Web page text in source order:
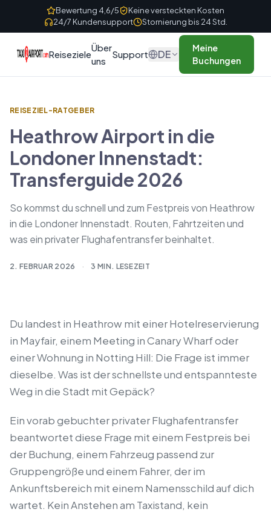
Skip to contentBewertung 4,6/5
Keine versteckten Kosten
24/7 Kundensupport
Stornierung bis 24 Std.
Reiseziele
Über
uns
Support DE
Meine
Buchungen
REISEZIEL-RATGEBER
Heathrow Airport in die
Londoner Innenstadt:
Transferguide 2026
So kommst du schnell und zum Festpreis von Heathrow
in die Londoner Innenstadt. Routen, Fahrtzeiten und
was ein privater Flughafentransfer beinhaltet.
2. FEBRUAR 2026 · 3 MIN. LESEZEIT
Du landest in Heathrow mit einer Hotelreservierung
in Mayfair, einem Meeting in Canary Wharf oder
einer Wohnung in Notting Hill: Die Frage ist immer
dieselbe. Was ist der schnellste und entspannteste
Weg in die Stadt mit Gepäck?
Ein vorab gebuchter privater Flughafentransfer
beantwortet diese Frage mit einem Festpreis bei
der Buchung, einem Fahrzeug passend zur
Gruppengröße und einem Fahrer, der im
Ankunftsbereich mit einem Namensschild auf dich
wartet. Kein Anstehen am Taxistand, kein